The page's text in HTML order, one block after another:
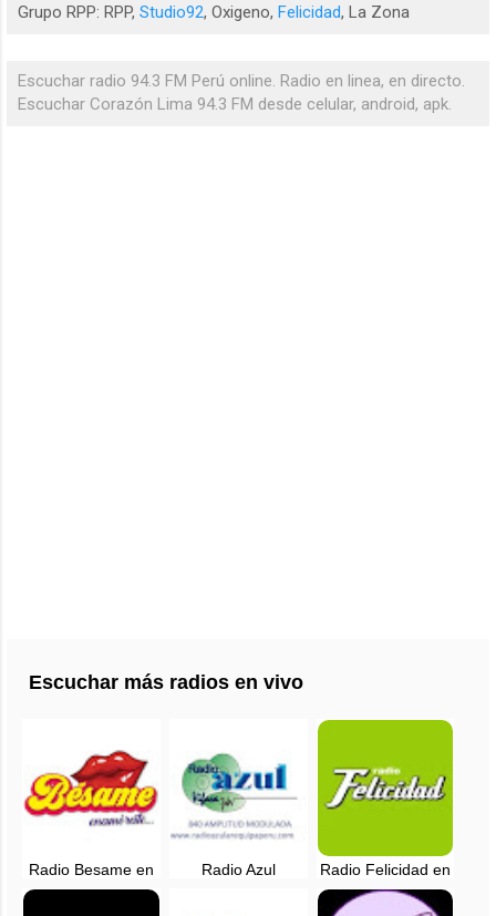
Grupo RPP: RPP, Studio92, Oxigeno, Felicidad, La Zona
Escuchar radio 94.3 FM Perú online. Radio en linea, en directo.
Escuchar Corazón Lima 94.3 FM desde celular, android, apk.
Escuchar más radios en vivo
Radio Besame en
vivo - Lima, Perú
Radio Azul
Radio Felicidad en
vivo - 88.9 FM -
Lima, Perú